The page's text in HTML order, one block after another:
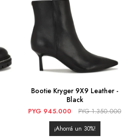
Bootie Kryger 9X9 Leather -
Black
PYG 945.000 PYG 1.350.000
30